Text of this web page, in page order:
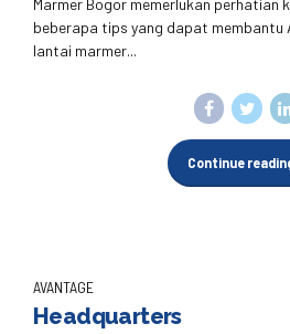
Marmer Bogor memerlukan perhatian
beberapa tips yang dapat membantu
lantai marmer...
Continue
AVANTAGE
Headquarters